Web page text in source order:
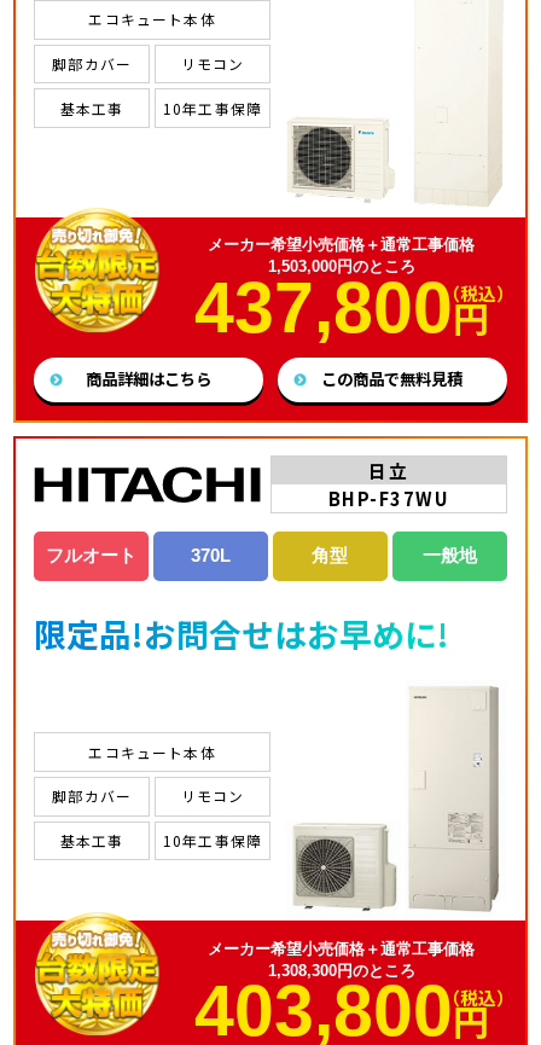
エコキュート本体
脚部カバー リモコン
基本工事 10年工事保障
メーカー希望小売価格＋通常工事価格
1,503,000円のところ
437,800円
（税込）
商品詳細はこちら この商品で無料見積
日立
BHP-F37WU
フルオート 370L 角型 一般地
限定品!お問合せはお早めに!
エコキュート本体
脚部カバー リモコン
基本工事 10年工事保障
メーカー希望小売価格＋通常工事価格
1,308,300円のところ
403,800円
（税込）